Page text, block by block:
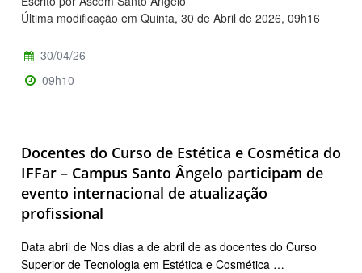
Última modificação em Quinta, 30 de Abril de 2026, 09h16
30/04/26
09h10
Docentes do Curso de Estética e Cosmética do
IFFar – Campus Santo Ângelo participam de
evento internacional de atualização
profissional
Data abril de Nos dias a de abril de as docentes do Curso
Superior de Tecnologia em Estética e Cosmética …